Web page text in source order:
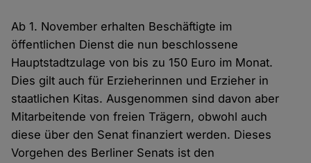
Ab 1. November erhalten Beschäftigte im
öffentlichen Dienst die nun beschlossene
Hauptstadtzulage von bis zu 150 Euro im Monat.
Dies gilt auch für Erzieherinnen und Erzieher in
staatlichen Kitas. Ausgenommen sind davon aber
Mitarbeitende von freien Trägern, obwohl auch
diese über den Senat finanziert werden. Dieses
Vorgehen des Berliner Senats ist den